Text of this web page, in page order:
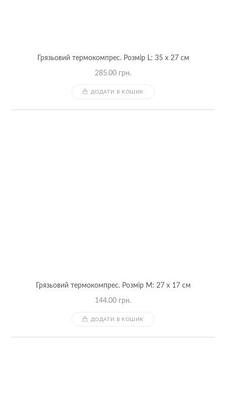
Грязьовий термокомпрес. Розмір L: 35 x 27 см
285.00 грн.
ДОДАТИ В КОШИК
Грязьовий термокомпрес. Розмір M: 27 x 17 см
144.00 грн.
ДОДАТИ В КОШИК